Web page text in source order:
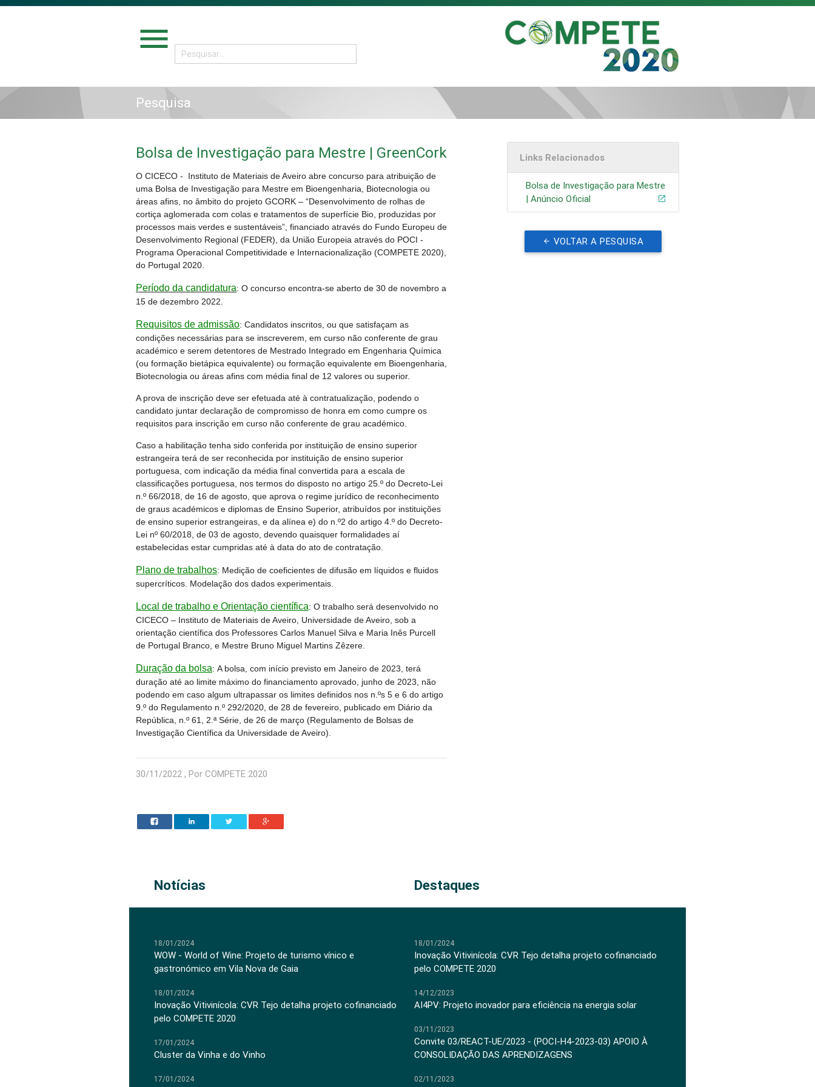
menu
Pesquisa
Bolsa de Investigação para Mestre | GreenCork
O CICECO - Instituto de Materiais de Aveiro abre concurso para atribuição de
uma Bolsa de Investigação para Mestre em Bioengenharia, Biotecnologia ou
áreas afins, no âmbito do projeto GCORK – “Desenvolvimento de rolhas de
cortiça aglomerada com colas e tratamentos de superfície Bio, produzidas por
processos mais verdes e sustentáveis”, financiado através do Fundo Europeu de
Desenvolvimento Regional (FEDER), da União Europeia através do POCI -
Programa Operacional Competitividade e Internacionalização (COMPETE 2020),
do Portugal 2020.
Período da candidatura: O concurso encontra-se aberto de 30 de novembro a
15 de dezembro 2022.
Requisitos de admissão: Candidatos inscritos, ou que satisfaçam as
condições necessárias para se inscreverem, em curso não conferente de grau
académico e serem detentores de Mestrado Integrado em Engenharia Química
(ou formação bietápica equivalente) ou formação equivalente em Bioengenharia,
Biotecnologia ou áreas afins com média final de 12 valores ou superior.
A prova de inscrição deve ser efetuada até à contratualização, podendo o
candidato juntar declaração de compromisso de honra em como cumpre os
requisitos para inscrição em curso não conferente de grau académico.
Caso a habilitação tenha sido conferida por instituição de ensino superior
estrangeira terá de ser reconhecida por instituição de ensino superior
portuguesa, com indicação da média final convertida para a escala de
classificações portuguesa, nos termos do disposto no artigo 25.º do Decreto-Lei
n.º 66/2018, de 16 de agosto, que aprova o regime jurídico de reconhecimento
de graus académicos e diplomas de Ensino Superior, atribuídos por instituições
de ensino superior estrangeiras, e da alínea e) do n.º2 do artigo 4.º do Decreto-
Lei nº 60/2018, de 03 de agosto, devendo quaisquer formalidades aí
estabelecidas estar cumpridas até à data do ato de contratação.
Plano de trabalhos: Medição de coeficientes de difusão em líquidos e fluidos
supercríticos. Modelação dos dados experimentais.
Local de trabalho e Orientação científica:O trabalho será desenvolvido no
CICECO – Instituto de Materiais de Aveiro, Universidade de Aveiro, sob a
orientação científica dos Professores Carlos Manuel Silva e Maria Inês Purcell
de Portugal Branco, e Mestre Bruno Miguel Martins Zêzere.
Duração da bolsa:A bolsa, com início previsto em Janeiro de 2023, terá
duração até ao limite máximo do financiamento aprovado, junho de 2023, não
podendo em caso algum ultrapassar os limites definidos nos n.ºs 5 e 6 do artigo
9.º do Regulamento n.º 292/2020, de 28 de fevereiro, publicado em Diário da
República, n.º 61, 2.ª Série, de 26 de março (Regulamento de Bolsas de
Investigação Científica da Universidade de Aveiro).
30/11/2022 , Por COMPETE 2020
Links Relacionados
Bolsa de Investigação para Mestre
| Anúncio Oficial
VOLTAR A PESQUISA
Notícias Destaques
18/01/2024
WOW - World of Wine: Projeto de turismo vínico e
gastronómico em Vila Nova de Gaia
18/01/2024
Inovação Vitivinícola: CVR Tejo detalha projeto cofinanciado
pelo COMPETE 2020
17/01/2024
Cluster da Vinha e do Vinho
17/01/2024
18/01/2024
Inovação Vitivinícola: CVR Tejo detalha projeto cofinanciado
pelo COMPETE 2020
14/12/2023
AI4PV: Projeto inovador para eficiência na energia solar
03/11/2023
Convite 03/REACT-UE/2023 - (POCI-H4-2023-03) APOIO À
CONSOLIDAÇÃO DAS APRENDIZAGENS
02/11/2023